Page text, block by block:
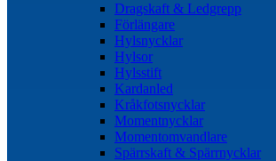
Dragskaft & Ledgrepp
Förlängare
Hylsnycklar
Hylsor
Hylsstift
Kardanled
Kråkfotsnycklar
Momentnycklar
Momentomvandlare
Spärrskaft & Spärrnycklar